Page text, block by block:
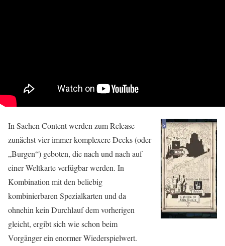
In Sachen Content werden zum Release
zunächst vier immer komplexere Decks (oder
„Burgen“) geboten, die nach und nach auf
einer Weltkarte verfügbar werden. In
Kombination mit den beliebig
kombinierbaren Spezialkarten und da
ohnehin kein Durchlauf dem vorherigen
gleicht, ergibt sich wie schon beim
Vorgänger ein enormer Wiederspielwert.